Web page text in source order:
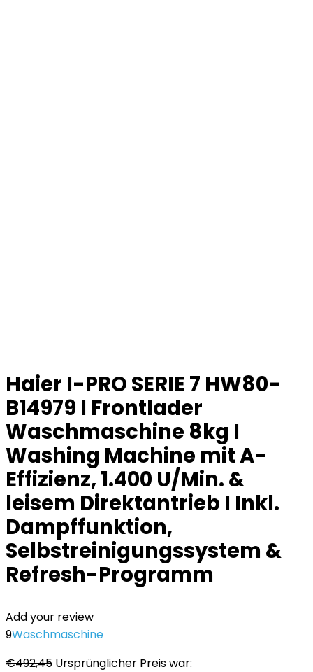
Haier I-PRO SERIE 7 HW80-
B14979 I Frontlader
Waschmaschine 8kg I
Washing Machine mit A-
Effizienz, 1.400 U/Min. &
leisem Direktantrieb I Inkl.
Dampffunktion,
Selbstreinigungssystem &
Refresh-Programm
Add your review
9Waschmaschine
€492,45 Ursprünglicher Preis war: